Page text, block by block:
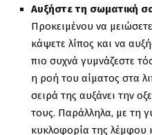
Αυξήστε τη σωματική
Προκειμένου να
κάψετε λίπος και να
πιο συχνά γυμνάζεστε
η ροή του αίματος στα
σειρά της αυξάνει την
τους. Παράλληλα, με τη
κυκλοφορία της λέμφου